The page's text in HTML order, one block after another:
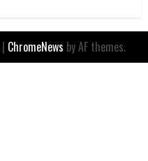
| ChromeNews by AF themes.